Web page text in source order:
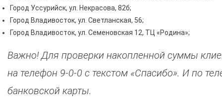
Город Уссурийск, ул. Некрасова, 82б;
Город Владивосток, ул. Светланская, 56;
Город Владивосток, ул. Семеновская 12, ТЦ «Родина»;
Важно! Для проверки накопленной суммы
на телефон 9-0-0 с текстом «Спасибо». И по
банковской карты.